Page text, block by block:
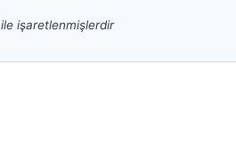
ile işaretlenmişlerdir